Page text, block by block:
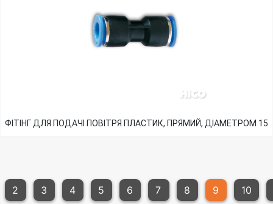
ФІТІНГ ДЛЯ ПОДАЧІ ПОВІТРЯ ПЛАСТИК, ПРЯМИЙ, ДІАМЕТРОМ 15
2 3 4 5 6 7 8 9 10